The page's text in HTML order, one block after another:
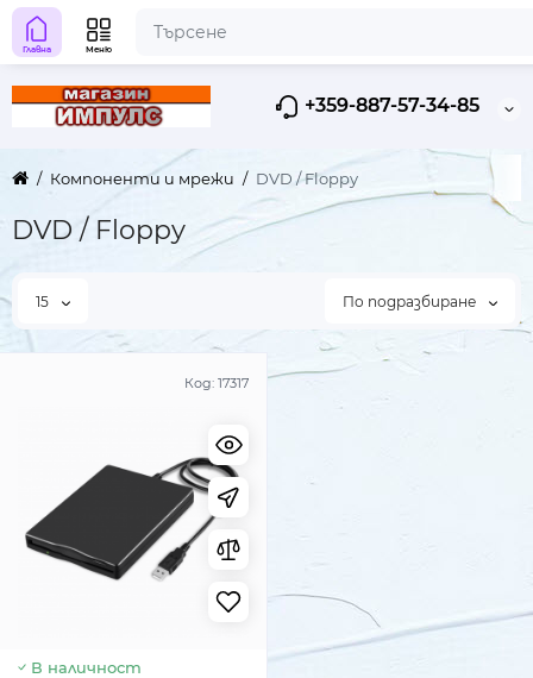
+359-887-57-34-85
Главна Меню
Компоненти и мрежи DVD / Floppy
DVD / Floppy
15 По подразбиране
Код: 17317
В наличност